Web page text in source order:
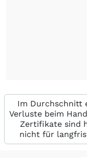
Im Durchschnitt
Verluste beim
Zertifikate sind
nicht für